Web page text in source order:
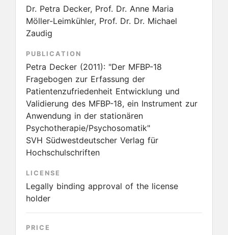
Dr. Petra Decker, Prof. Dr. Anne Maria
Möller-Leimkühler, Prof. Dr. Dr. Michael
Zaudig
PUBLICATION
Petra Decker (2011): "Der MFBP-18
Fragebogen zur Erfassung der
Patientenzufriedenheit Entwicklung und
Validierung des MFBP-18, ein Instrument zur
Anwendung in der stationären
Psychotherapie/Psychosomatik"
SVH Südwestdeutscher Verlag für
Hochschulschriften
LICENSE
Legally binding approval of the license
holder
PRICE